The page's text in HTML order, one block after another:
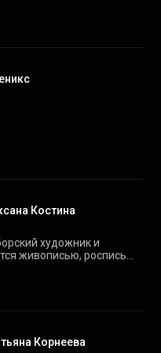
Костина
художник и
живописью, росписью
Оксана
наша
у художника, а
Корнеева